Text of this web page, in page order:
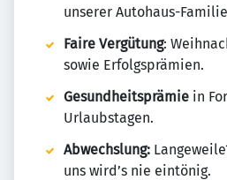
unserer Autohaus-
Faire Vergütung:
sowie Erfolgsprämien.
Gesundheitsprämie in
Urlaubstagen.
Abwechslung:
uns wird’s nie eintönig.